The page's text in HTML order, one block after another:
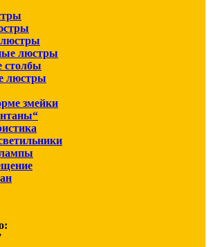
люстры
столбы
люстры
змейки